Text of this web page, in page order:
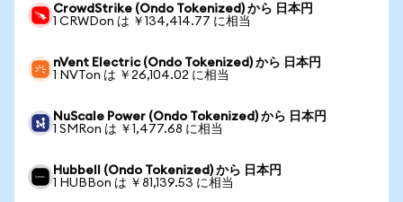
CrowdStrike (Ondo Tokenized) から 日本円
1 CRWDon は ￥134,414.77 に相当
nVent Electric (Ondo Tokenized) から 日本円
1 NVTon は ￥26,104.02 に相当
NuScale Power (Ondo Tokenized) から 日本円
1 SMRon は ￥1,477.68 に相当
Hubbell (Ondo Tokenized) から 日本円
1 HUBBon は ￥81,139.53 に相当